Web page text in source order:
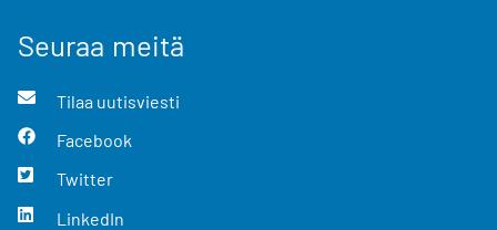
Seuraa meitä
Tilaa uutisviesti
Facebook
Twitter
LinkedIn